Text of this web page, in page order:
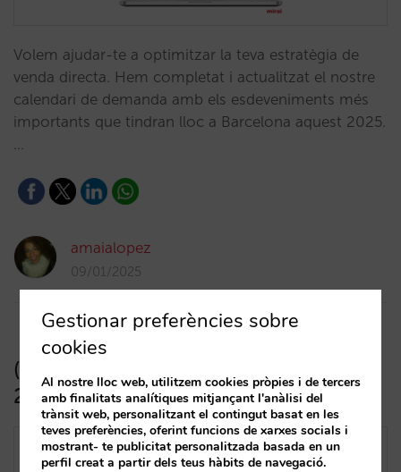
Volem ajudar-te a optimitzar la teva estratègia de
venda directa. Hem completat i actualitzat el nostre
calendari de demanda amb els esdeveniments més
importants que tindran lloc a Barcelona aquest 2025.
…
amaialopez
09/01/2025
(ESP) Calendario de demanda Madrid
2025
Gestionar preferències sobre
cookies
Al nostre lloc web, utilitzem cookies pròpies i de tercers
amb finalitats analítiques mitjançant l'anàlisi del
trànsit web, personalitzant el contingut basat en les
teves preferències, oferint funcions de xarxes socials i
mostrant- te publicitat personalitzada basada en un
perfil creat a partir dels teus hàbits de navegació.